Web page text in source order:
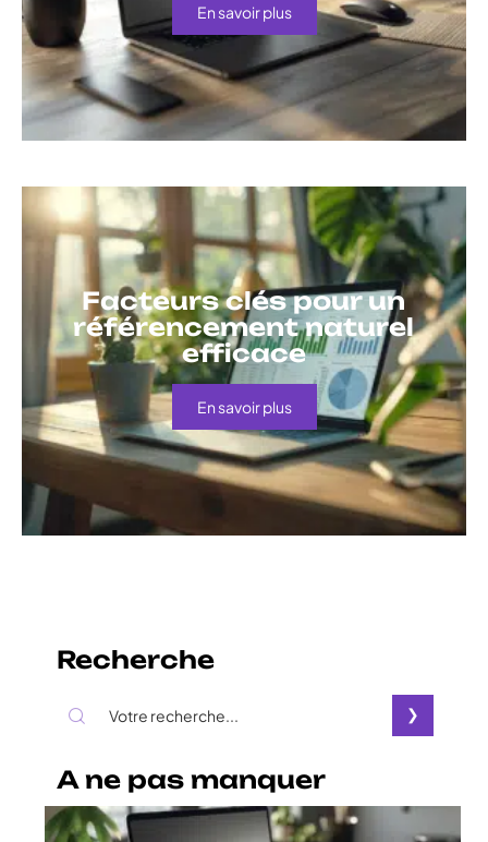
En savoir plus
Facteurs clés pour un
référencement naturel
efficace
En savoir plus
Recherche
A ne pas manquer